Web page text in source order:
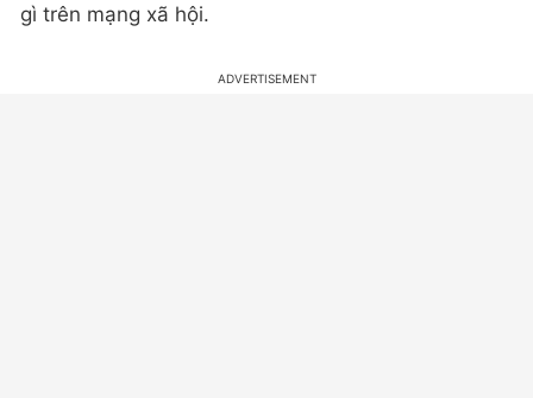
gì trên mạng xã hội.